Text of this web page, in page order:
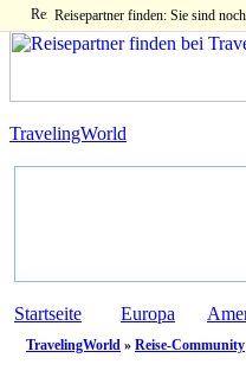
Reisepartner finden: Sie sind
TravelingWorld
Startseite Europa
TravelingWorld » Reise-Community